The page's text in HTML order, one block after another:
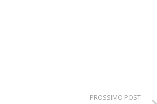
PROSSIMO POST